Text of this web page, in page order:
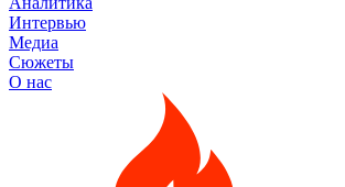
Интервью
Медиа
Сюжеты
О нас